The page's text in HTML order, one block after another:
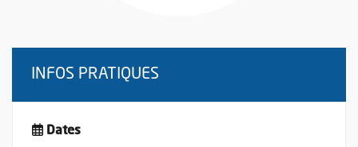
INFOS PRATIQUES
Dates